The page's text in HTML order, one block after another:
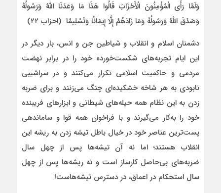
وَلَمَّا رَأَى الْمُؤْمِنُونَ الْأَحْزَابَ قَالُوا هَذَا مَا وَعَدَنَا اللَّهُ وَرَسُولُهُ
وَصَدَقَ اللَّهُ وَرَسُولُهُ وَمَا زَادَهُمْ إِلَّا إِیمَانًا وَتَسْلِیمًا (احزاب ۲۲)
دشمنان اسلام و انقلاب و شیاطین جن و انس، بار دیگر در
این ایام تجربه‌های شکست‌خورده خود را در برابر نهضت
مردمی و حاکمیت اسلامی تکرار می‌کنند و در سراشیبی
نابودی به هر شاخه خشکیده‌ای چنگ می‌زنند و برای ضربه
زدن به این نظام همه حیله‌های شیطانی و ابزارهای فریبنده
خود را به‌کار می‌گیرند و با فراخوان همه قوا و ساماندهی
پست‌ترین عناصر خود در خیال باطل تیشه زدن به ریشه این
انقلاب هستند؛ اما نه آن تیشه‌ها پس از چهل سال
ضربه‌های بی‌حاصل کارساز است و نه ریشه‌ها پس از چهل
سال استحکام در اعماق، در دسترس تیشه‌هاست!